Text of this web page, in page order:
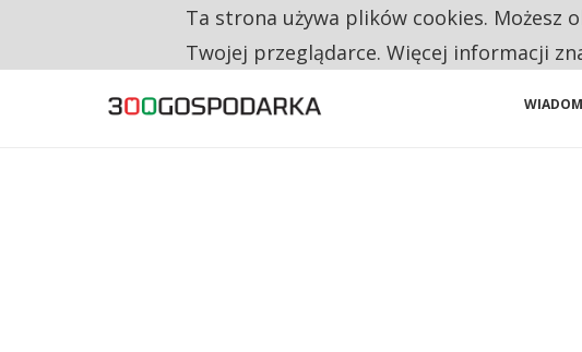
CO TRZECIĄ ZŁOTÓWKĘ Z EMERYTURY SENIORZY
Ta strona używa plików cookies.
Twojej przeglądarce. Więcej informacji